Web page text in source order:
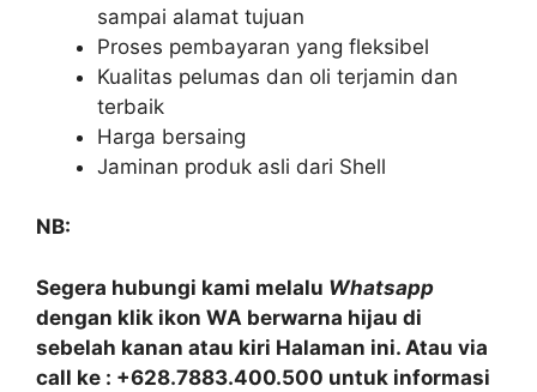
sampai alamat tujuan
Proses pembayaran yang fleksibel
Kualitas pelumas dan oli terjamin dan
terbaik
Harga bersaing
Jaminan produk asli dari Shell
NB:
Segera hubungi kami melalu Whatsapp
dengan klik ikon WA berwarna hijau di
sebelah kanan atau kiri Halaman ini. Atau via
call ke : +628.7883.400.500 untuk informasi